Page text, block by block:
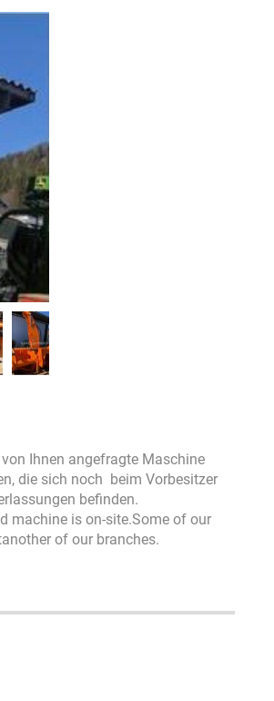
Ihnen angefragte Maschine
die sich noch beim Vorbesitzer
befinden.
machine is on-site.Some of our
of our branches.